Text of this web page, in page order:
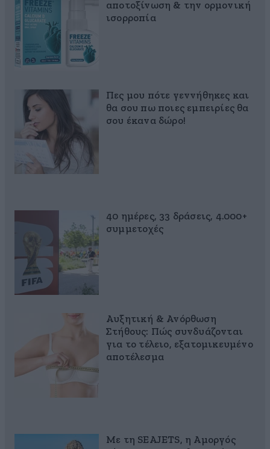
αποτοξίνωση & την ορμονική
ισορροπία
Πες μου πότε γεννήθηκες και
θα σου πω ποιες εμπειρίες θα
σου έκανα δώρο!
40 ημέρες, 33 δράσεις, 4.000+
συμμετοχές
Αυξητική & Ανόρθωση
Στήθους: Πώς συνδυάζονται
για το τέλειο, εξατομικευμένο
αποτέλεσμα
Με τη SEAJETS, η Αμοργός